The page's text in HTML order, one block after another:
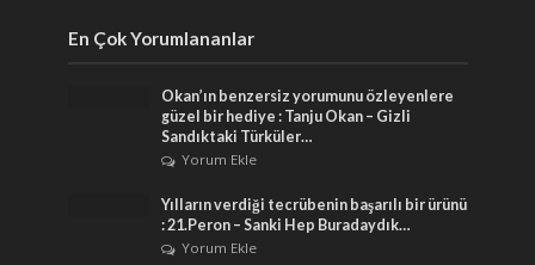
En Çok Yorumlananlar
Okan’ın benzersiz yorumunu özleyenlere
güzel bir hediye : Tanju Okan – Gizli
Sandıktaki Türküler…
Yorum Ekle
Yılların verdiği tecrübenin başarılı bir ürünü
: 21.Peron – Sanki Hep Buradaydık…
Yorum Ekle